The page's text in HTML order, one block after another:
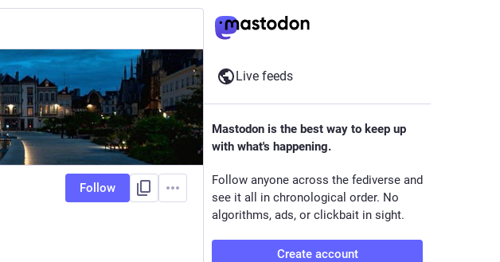
Follow
Live feeds
Mastodon is the best way to keep up
with what's happening.
Follow anyone across the fediverse and
see it all in chronological order. No
algorithms, ads, or clickbait in sight.
Create account